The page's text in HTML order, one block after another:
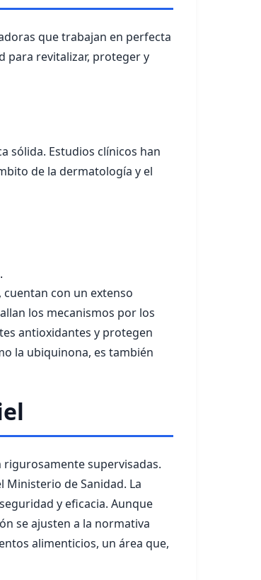
que trabajan en perfecta
para revitalizar, proteger y
sólida. Estudios clínicos han
de la dermatología y el
con un extenso
los mecanismos por los
antioxidantes y protegen
la ubiquinona, es también
rigurosamente supervisadas.
Ministerio de Sanidad. La
y eficacia. Aunque
se ajusten a la normativa
alimenticios, un área que,